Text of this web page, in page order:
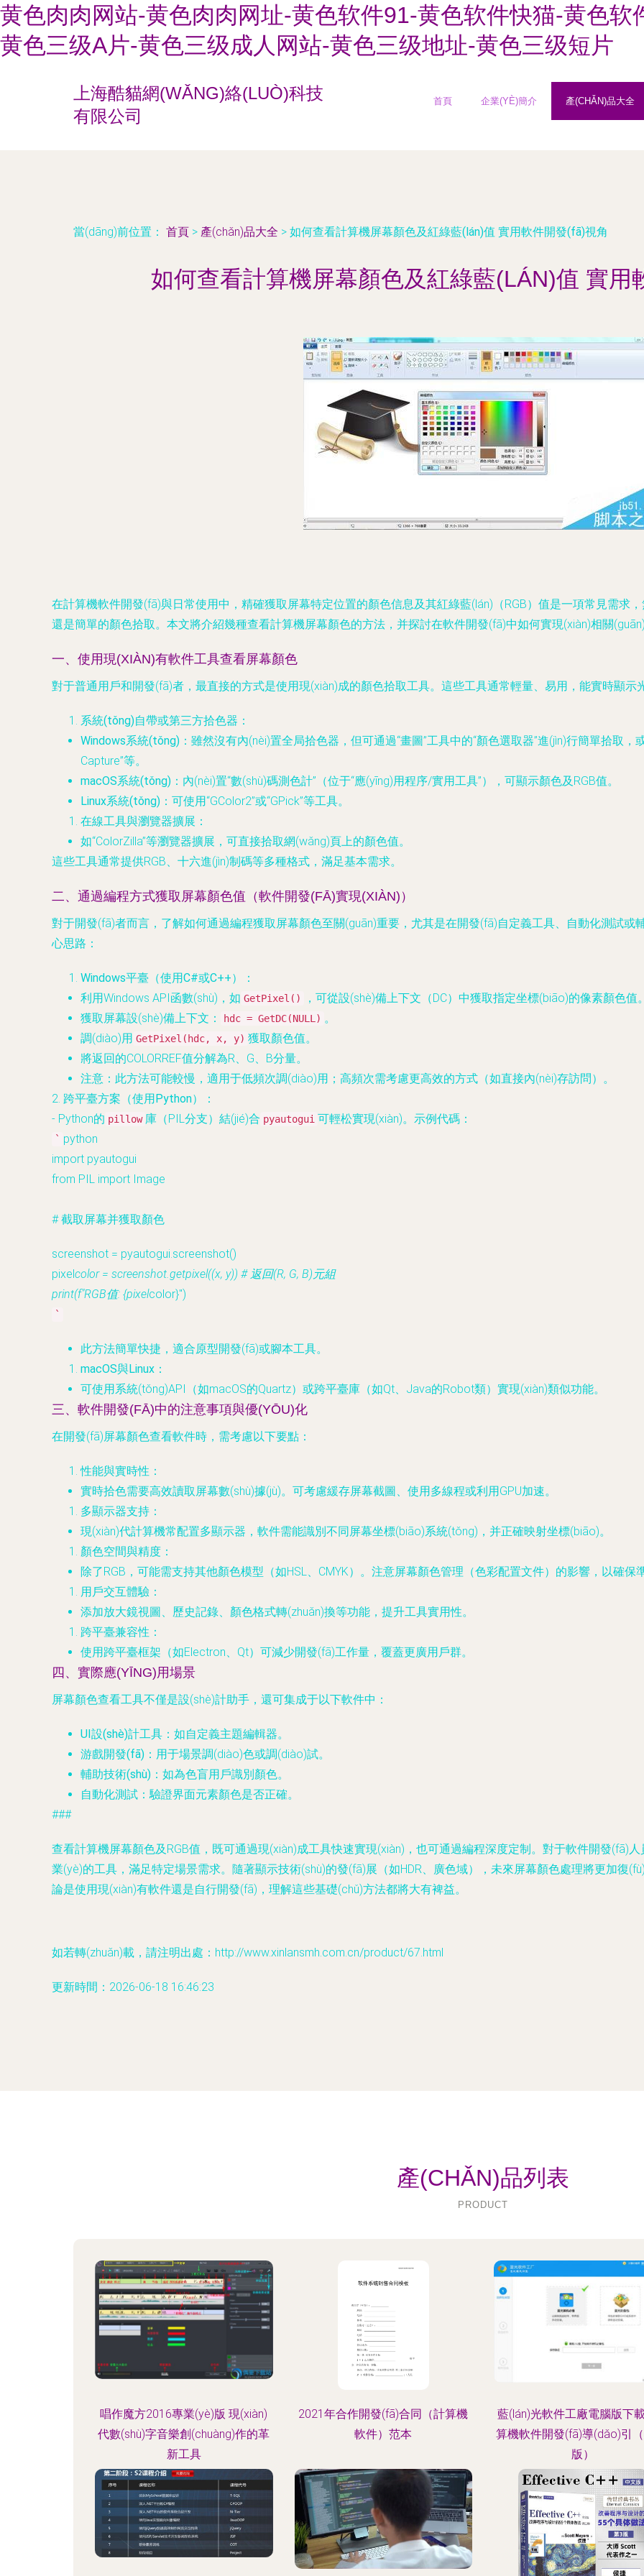
黄色肉肉网站-黄色肉肉网址-黄色软件91-黄色软件快猫-黄色
黄色三级A片-黄色三级成人网站-黄色三级地址-黄色三级短片
上海酷貓網(WǍNG)絡(LUÒ)科技
有限公司
首頁 企業(YÈ)簡介 產(CHǍN)品大全
當(dāng)前位置： 首頁 > 產(chǎn)品大全 > 如何查看計算機屏幕顏色及紅綠藍(lán)值 實用軟件開發(fā)視角
如何查看計算機屏幕顏色及紅綠藍(LÁN)值 實用
在計算機軟件開發(fā)與日常使用中，精確獲取屏幕特定位置的顏色信息及其紅綠藍(lán)（RGB）值是一項常見需求
還是簡單的顏色拾取。本文將介紹幾種查看計算機屏幕顏色的方法，并探討在軟件開發(fā)中如何實現(xiàn)相關(guān)
一、使用現(XIÀN)有軟件工具查看屏幕顏色
對于普通用戶和開發(fā)者，最直接的方式是使用現(xiàn)成的顏色拾取工具。這些工具通常輕量、易用，能實時顯示
系統(tǒng)自帶或第三方拾色器 ：
Windows系統(tǒng) ：雖然沒有內(nèi)置全局拾色器，但可通過“畫圖”工具中的“顏色選取器”進(jìn)行簡單拾取，
Capture”等。
macOS系統(tǒng) ：內(nèi)置“數(shù)碼測色計”（位于“應(yīng)用程序/實用工具”），可顯示顏色及RGB值。
Linux系統(tǒng) ：可使用“GColor2”或“GPick”等工具。
在線工具與瀏覽器擴展 ：
如“ColorZilla”等瀏覽器擴展，可直接拾取網(wǎng)頁上的顏色值。
這些工具通常提供RGB、十六進(jìn)制碼等多種格式，滿足基本需求。
二、通過編程方式獲取屏幕顏色值（軟件開發(FĀ)實現(XIÀN)）
對于開發(fā)者而言，了解如何通過編程獲取屏幕顏色至關(guān)重要，尤其是在開發(fā)自定義工具、自動化測試或
心思路：
Windows平臺（使用C#或C++）
：
利用Windows API函數(shù)，如 GetPixel()
，可從設(shè)備上下文（DC）中獲取指定坐標(biāo)的像素顏色值
獲取屏幕設(shè)備上下文：
hdc = GetDC(NULL) 。
調(diào)用 GetPixel(hdc, x, y) 獲取顏色值。
將返回的COLORREF值分解為R、G、B分量。
注意：此方法可能較慢，適用于低頻次調(diào)用；高頻次需考慮更高效的方式（如直接內(nèi)存訪問）。
2. 跨平臺方案（使用Python）
：
- Python的 pillow 庫（PIL分支）結(jié)合 pyautogui 可輕松實現(xiàn)。示例代碼：
` python
import pyautogui
from PIL import Image
# 截取屏幕并獲取顏色
screenshot = pyautogui.screenshot()
pixelcolor = screenshot.getpixel((x, y)) # 返回(R, G, B)元組
print(f"RGB值: {pixelcolor}")
`
此方法簡單快捷，適合原型開發(fā)或腳本工具。
macOS與Linux ：
可使用系統(tǒng)API（如macOS的Quartz）或跨平臺庫（如Qt、Java的Robot類）實現(xiàn)類似功能。
三、軟件開發(FĀ)中的注意事項與優(YŌU)化
在開發(fā)屏幕顏色查看軟件時，需考慮以下要點：
性能與實時性 ：
實時拾色需要高效讀取屏幕數(shù)據(jù)。可考慮緩存屏幕截圖、使用多線程或利用GPU加速。
多顯示器支持 ：
現(xiàn)代計算機常配置多顯示器，軟件需能識別不同屏幕坐標(biāo)系統(tǒng)，并正確映射坐標(biāo)。
顏色空間與精度 ：
除了RGB，可能需支持其他顏色模型（如HSL、CMYK）。注意屏幕顏色管理（色彩配置文件）的影響，以確保準
用戶交互體驗 ：
添加放大鏡視圖、歷史記錄、顏色格式轉(zhuǎn)換等功能，提升工具實用性。
跨平臺兼容性 ：
使用跨平臺框架（如Electron、Qt）可減少開發(fā)工作量，覆蓋更廣用戶群。
四、實際應(YĪNG)用場景
屏幕顏色查看工具不僅是設(shè)計助手，還可集成于以下軟件中：
UI設(shè)計工具 ：如自定義主題編輯器。
游戲開發(fā) ：用于場景調(diào)色或調(diào)試。
輔助技術(shù) ：如為色盲用戶識別顏色。
自動化測試 ：驗證界面元素顏色是否正確。
###
查看計算機屏幕顏色及RGB值，既可通過現(xiàn)成工具快速實現(xiàn)，也可通過編程深度定制。對于軟件開發(fā)
業(yè)的工具，滿足特定場景需求。隨著顯示技術(shù)的發(fā)展（如HDR、廣色域），未來屏幕顏色處理將更加復
論是使用現(xiàn)有軟件還是自行開發(fā)，理解這些基礎(chǔ)方法都將大有裨益。
如若轉(zhuǎn)載，請注明出處：http://www.xinlansmh.com.cn/product/67.html
更新時間：2026-06-18 16:46:23
產(CHǍN)品列表
PRODUCT
唱作魔方2016專業(yè)版 現(xiàn)
代數(shù)字音樂創(chuàng)作的革
新工具
2021年合作開發(fā)合同（計算機
軟件）范本
藍(lán)光軟件工廠電腦版下
算機軟件開發(fā)導(dǎo)引
版）